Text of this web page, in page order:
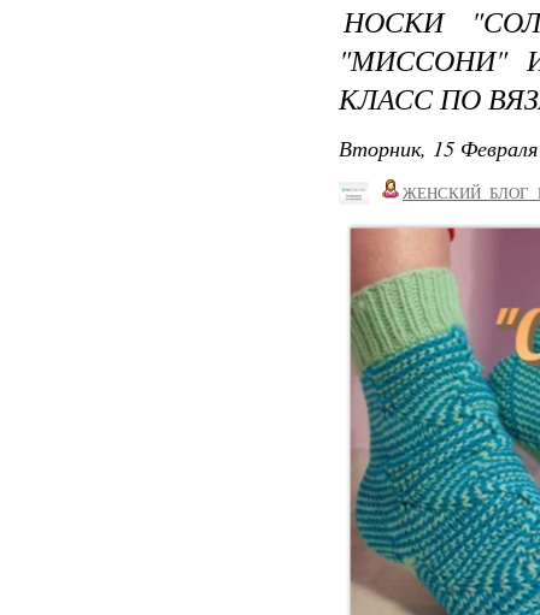
НОСКИ
"МИССОНИ"
КЛАСС ПО
Вторник, 15